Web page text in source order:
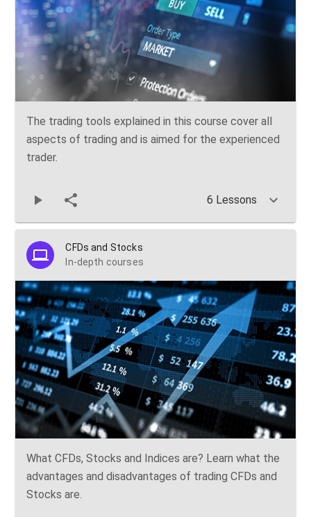
The trading tools explained in this course cover all
aspects of trading and is aimed for the experienced
trader.
6 Lessons
CFDs and Stocks
In-depth courses
What CFDs, Stocks and Indices are? Learn what the
advantages and disadvantages of trading CFDs and
Stocks are.